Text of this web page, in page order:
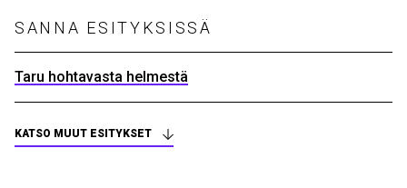
SANNA ESITYKSISSÄ
Taru hohtavasta helmestä
KATSO MUUT ESITYKSET